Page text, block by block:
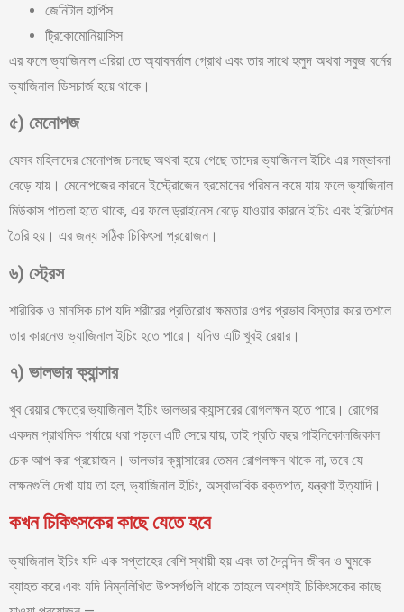
জেনিটাল হার্পিস
ট্রিকোমোনিয়াসিস
এর ফলে ভ্যাজিনাল এরিয়া তে অ্যাবনর্মাল গ্রোথ এবং তার সাথে হলুদ অথবা সবুজ বর্নের
ভ্যাজিনাল ডিসচার্জ হয়ে থাকে।
৫) মেনোপজ
যেসব মহিলাদের মেনোপজ চলছে অথবা হয়ে গেছে তাদের ভ্যাজিনাল ইচিং এর সম্ভাবনা
বেড়ে যায়। মেনোপজের কারনে ইস্ট্রোজেন হরমোনের পরিমান কমে যায় ফলে ভ্যাজিনাল
মিউকাস পাতলা হতে থাকে, এর ফলে ড্রাইনেস বেড়ে যাওয়ার কারনে ইচিং এবং ইরিটেশন
তৈরি হয়। এর জন্য সঠিক চিকিৎসা প্রয়োজন।
৬) স্ট্রেস
শারীরিক ও মানসিক চাপ যদি শরীরের প্রতিরোধ ক্ষমতার ওপর প্রভাব বিস্তার করে তশলে
তার কারনেও ভ্যাজিনাল ইচিং হতে পারে। যদিও এটি খুবই রেয়ার।
৭) ভালভার ক্যান্সার
খুব রেয়ার ক্ষেত্রে ভ্যাজিনাল ইচিং ভালভার ক্যান্সারের রোগলক্ষন হতে পারে। রোগের
একদম প্রাথমিক পর্যায়ে ধরা পড়লে এটি সেরে যায়, তাই প্রতি বছর গাইনিকোলজিকাল
চেক আপ করা প্রয়োজন। ভালভার ক্যান্সারের তেমন রোগলক্ষন থাকে না, তবে যে
লক্ষনগুলি দেখা যায় তা হল, ভ্যাজিনাল ইচিং, অস্বাভাবিক রক্তপাত, যন্ত্রণা ইত্যাদি।
কখন চিকিৎসকের কাছে যেতে হবে
ভ্যাজিনাল ইচিং যদি এক সপ্তাহের বেশি স্থায়ী হয় এবং তা দৈনন্দিন জীবন ও ঘুমকে
ব্যাহত করে এবং যদি নিম্নলিখিত উপসর্গগুলি থাকে তাহলে অবশ্যই চিকিৎসকের কাছে